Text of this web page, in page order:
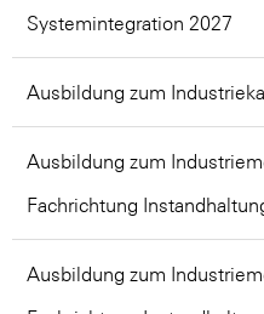
Systemintegration 2027
Ausbildung zum
Ausbildung zum
Fachrichtung
Ausbildung zum